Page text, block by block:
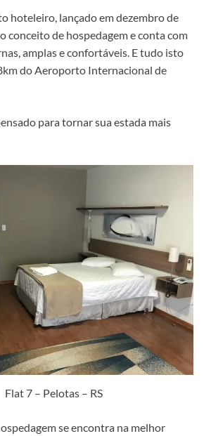
hoteleiro, lançado em dezembro de
conceito de hospedagem e conta com
amplas e confortáveis. E tudo isto
do Aeroporto Internacional de
para tornar sua estada mais
Flat 7 – Pelotas – RS
se encontra na melhor